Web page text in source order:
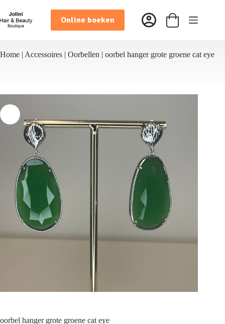
naar
de
inhoud
Online boeken Winkelwagen
Home | Accessoires | Oorbellen | oorbel hanger grote groene cat eye
oorbel hanger grote groene cat eye